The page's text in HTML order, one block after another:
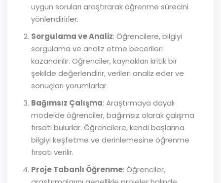
uygun soruları araştırarak öğrenme sürecini
yönlendirirler.
Sorgulama ve Analiz: Öğrencilere, bilgiyi
sorgulama ve analiz etme becerileri
kazandırılır. Öğrenciler, kaynakları kritik bir
şekilde değerlendirir, verileri analiz eder ve
sonuçları yorumlarlar.
Bağımsız Çalışma: Araştırmaya dayalı
modelde öğrenciler, bağımsız olarak çalışma
fırsatı bulurlar. Öğrencilere, kendi başlarına
bilgiyi keşfetme ve derinlemesine öğrenme
fırsatı verilir.
Proje Tabanlı Öğrenme: Öğrenciler,